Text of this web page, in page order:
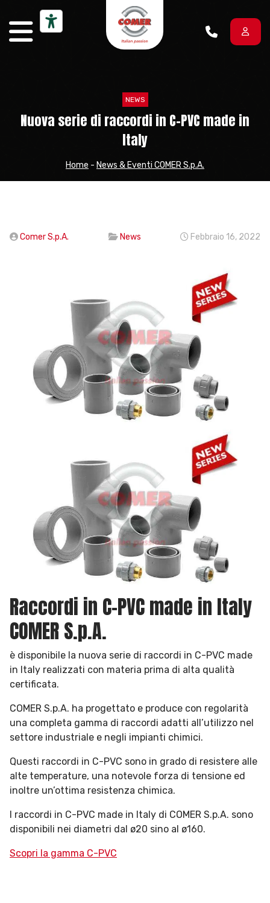
NEWS
Nuova serie di raccordi in C-PVC made in
Italy
Home - News & Eventi COMER S.p.A.
Comer S.p.A. News Febbraio 16, 2022
Raccordi in C-PVC made in Italy
COMER S.p.A.
è disponibile la nuova serie di raccordi in C-PVC made
in Italy realizzati con materia prima di alta qualità
certificata.
COMER S.p.A. ha progettato e produce con regolarità
una completa gamma di raccordi adatti all’utilizzo nel
settore industriale e negli impianti chimici.
Questi raccordi in C-PVC sono in grado di resistere alle
alte temperature, una notevole forza di tensione ed
inoltre un’ottima resistenza chimica.
I raccordi in C-PVC made in Italy di COMER S.p.A. sono
disponibili nei diametri dal ø20 sino al ø160.
Scopri la gamma C-PVC